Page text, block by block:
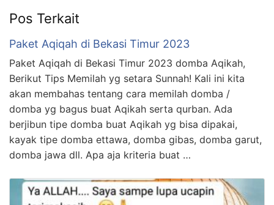
Pos Terkait
Paket Aqiqah di Bekasi Timur 2023
Paket Aqiqah di Bekasi Timur 2023 domba Aqikah,
Berikut Tips Memilah yg setara Sunnah! Kali ini kita
akan membahas tentang cara memilah domba /
domba yg bagus buat Aqikah serta qurban. Ada
berjibun tipe domba buat Aqikah yg bisa dipakai,
kayak tipe domba ettawa, domba gibas, domba garut,
domba jawa dll. Apa aja kriteria buat …